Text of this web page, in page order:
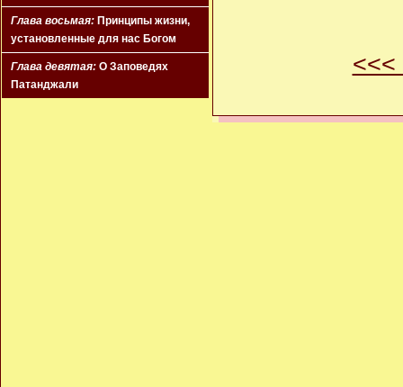
Глава восьмая: Принципы жизни,
установленные для нас Богом
Глава девятая: О Заповедях
Патанджали
<<<